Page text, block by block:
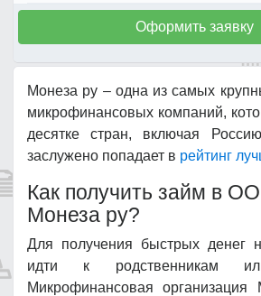
Оформить заявку
Монеза ру – одна из самых
микрофинансовых компаний,
десятке стран, включая
заслужено попадает в рейтинг
Как получить займ в
Монеза ру?
Для получения быстрых денег
идти к родственникам
Микрофинансовая организация